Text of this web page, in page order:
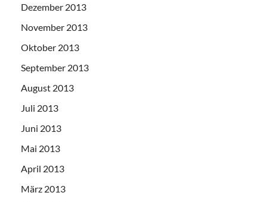
Dezember 2013
November 2013
Oktober 2013
September 2013
August 2013
Juli 2013
Juni 2013
Mai 2013
April 2013
März 2013